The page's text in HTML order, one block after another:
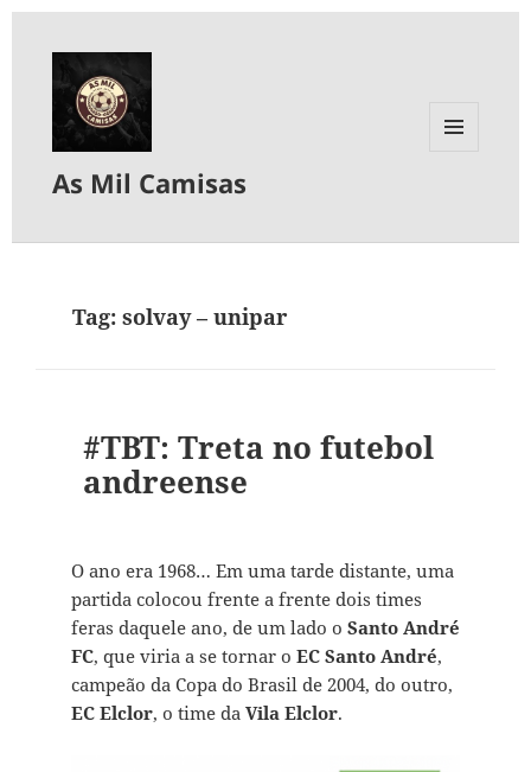
As Mil Camisas
Tag:solvay – unipar
#TBT: Treta no futebol
andreense
O ano era 1968… Em uma tarde distante, uma
partida colocou frente a frente dois times
feras daquele ano, de um lado o Santo André
FC, que viria a se tornar o EC Santo André,
campeão da Copa do Brasil de 2004, do outro,
EC Elclor, o time da Vila Elclor.